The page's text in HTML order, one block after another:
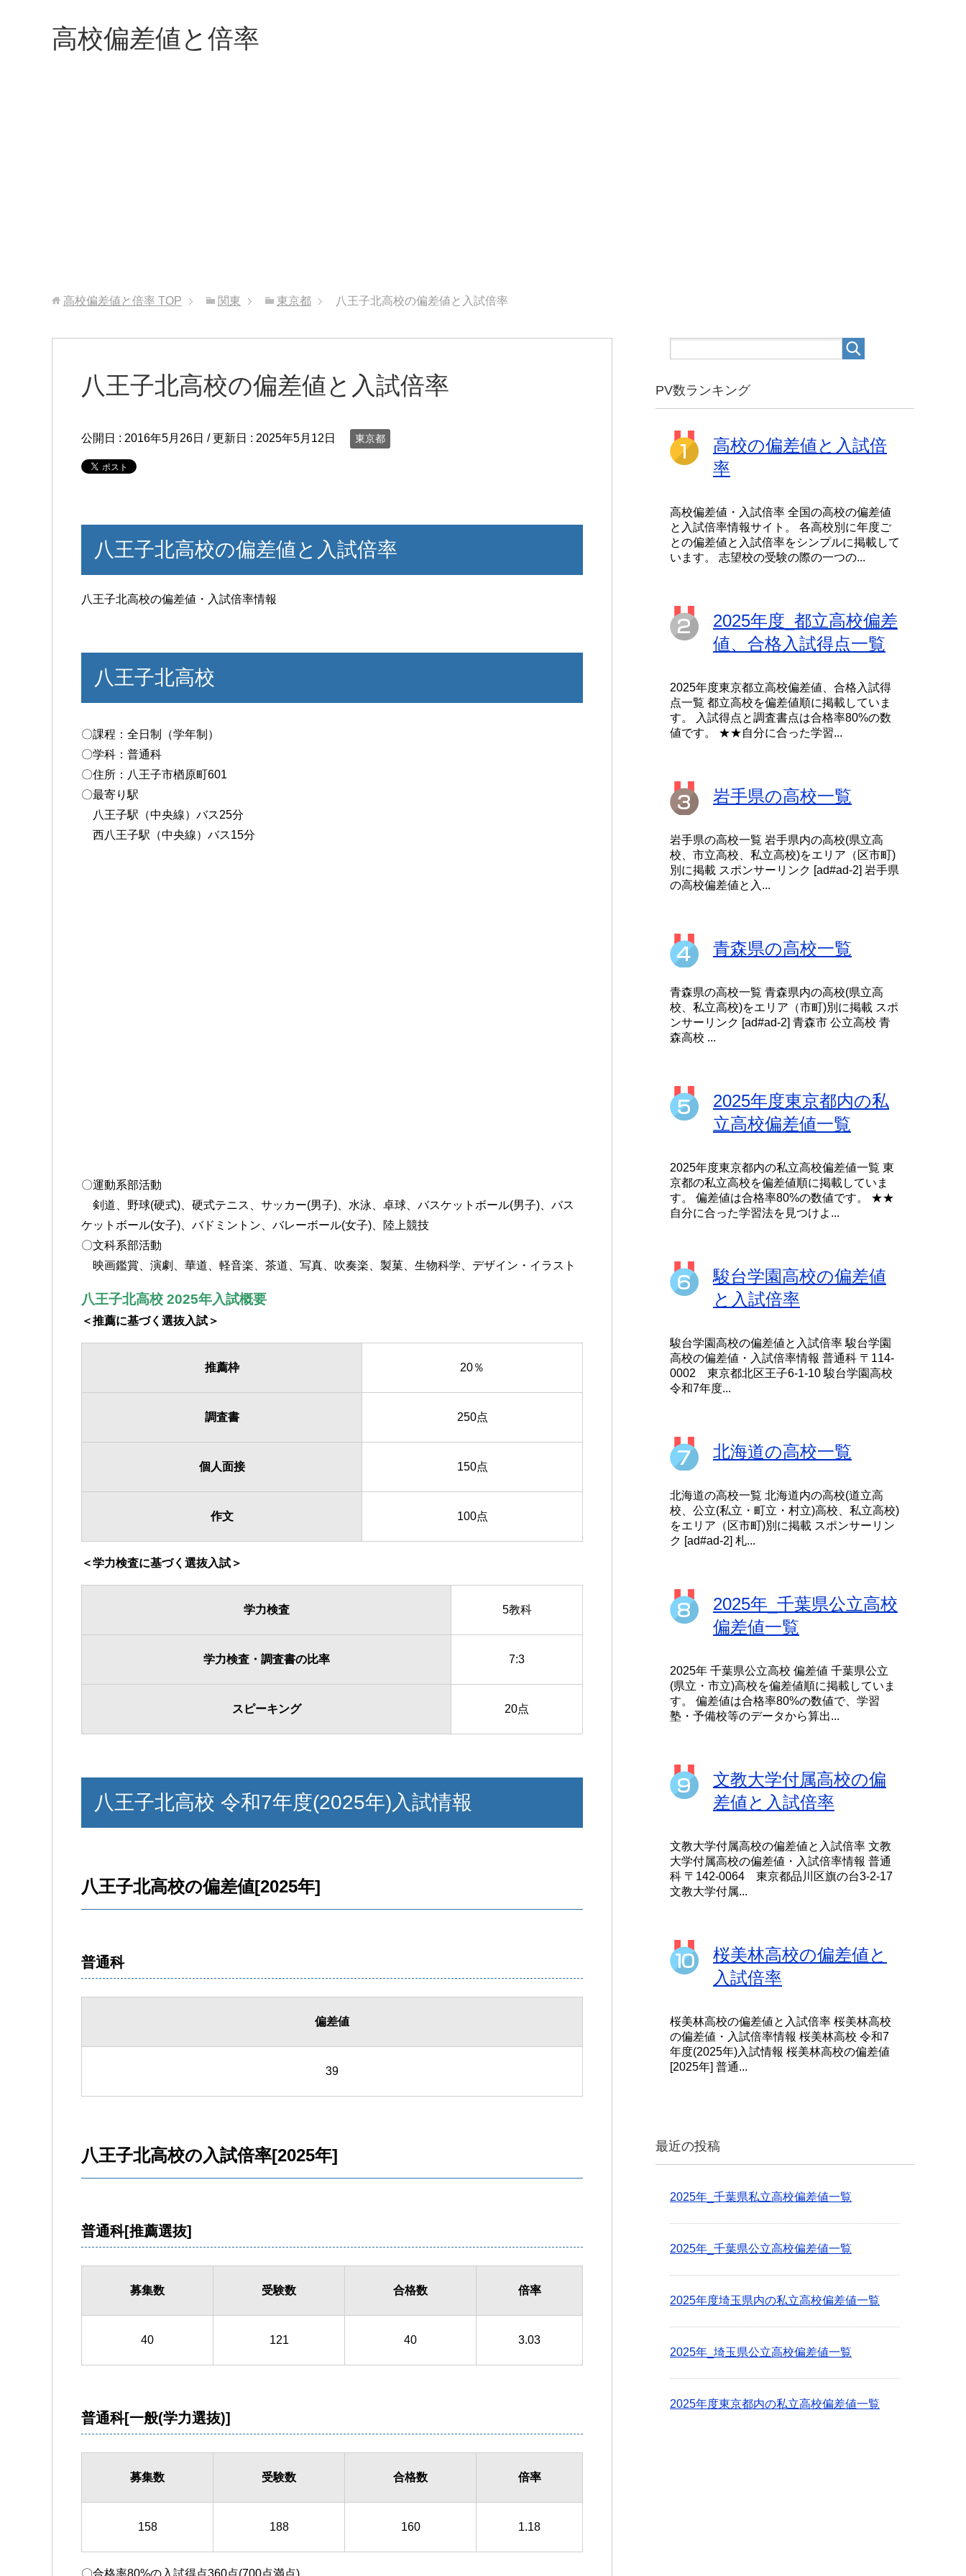
高校偏差値と倍率
高校偏差値と倍率 TOP 関東 東京都 八王子北高校の偏差値と入試倍率
八王子北高校の偏差値と入試倍率
公開日 : 2016年5月26日 / 更新日 : 2025年5月12日 東京都
八王子北高校の偏差値と入試倍率
八王子北高校の偏差値・入試倍率情報
八王子北高校
〇課程：全日制（学年制）
〇学科：普通科
〇住所：八王子市楢原町601
〇最寄り駅
八王子駅（中央線）バス25分
西八王子駅（中央線）バス15分
〇運動系部活動
剣道、野球(硬式)、硬式テニス、サッカー(男子)、水泳、卓球、バスケットボール(男子)、バス
ケットボール(女子)、バドミントン、バレーボール(女子)、陸上競技
〇文科系部活動
映画鑑賞、演劇、華道、軽音楽、茶道、写真、吹奏楽、製菓、生物科学、デザイン・イラスト
八王子北高校 2025年入試概要
＜推薦に基づく選抜入試＞
推薦枠 20％
調査書 250点
個人面接 150点
作文 100点
＜学力検査に基づく選抜入試＞
学力検査 5教科
学力検査・調査書の比率 7:3
スピーキング 20点
八王子北高校 令和7年度(2025年)入試情報
八王子北高校の偏差値[2025年]
普通科
偏差値
39
八王子北高校の入試倍率[2025年]
普通科[推薦選抜]
募集数 受験数 合格数 倍率
40 121 40 3.03
普通科[一般(学力選抜)]
募集数 受験数 合格数 倍率
158 188 160 1.18
PV数ランキング
高校の偏差値と入試倍
率
高校偏差値・入試倍率 全国の高校の偏差値
と入試倍率情報サイト。 各高校別に年度ご
との偏差値と入試倍率をシンプルに掲載して
います。 志望校の受験の際の一つの...
2025年度_都立高校偏差
値、合格入試得点一覧
2025年度東京都立高校偏差値、合格入試得
点一覧 都立高校を偏差値順に掲載していま
す。 入試得点と調査書点は合格率80%の数
値です。 ★★自分に合った学習...
岩手県の高校一覧
岩手県の高校一覧 岩手県内の高校(県立高
校、市立高校、私立高校)をエリア（区市町)
別に掲載 スポンサーリンク [ad#ad-2] 岩手県
の高校偏差値と入...
青森県の高校一覧
青森県の高校一覧 青森県内の高校(県立高
校、私立高校)をエリア（市町)別に掲載 スポ
ンサーリンク [ad#ad-2] 青森市 公立高校 青
森高校 ...
2025年度東京都内の私
立高校偏差値一覧
2025年度東京都内の私立高校偏差値一覧 東
京都の私立高校を偏差値順に掲載していま
す。 偏差値は合格率80%の数値です。 ★★
自分に合った学習法を見つけよ...
駿台学園高校の偏差値
と入試倍率
駿台学園高校の偏差値と入試倍率 駿台学園
高校の偏差値・入試倍率情報 普通科 〒114-
0002 東京都北区王子6-1-10 駿台学園高校
令和7年度...
北海道の高校一覧
北海道の高校一覧 北海道内の高校(道立高
校、公立(私立・町立・村立)高校、私立高校)
をエリア（区市町)別に掲載 スポンサーリン
ク [ad#ad-2] 札...
2025年_千葉県公立高校
偏差値一覧
2025年 千葉県公立高校 偏差値 千葉県公立
(県立・市立)高校を偏差値順に掲載していま
す。 偏差値は合格率80%の数値で、学習
塾・予備校等のデータから算出...
文教大学付属高校の偏
差値と入試倍率
文教大学付属高校の偏差値と入試倍率 文教
大学付属高校の偏差値・入試倍率情報 普通
科 〒142-0064 東京都品川区旗の台3-2-17
文教大学付属...
桜美林高校の偏差値と
入試倍率
桜美林高校の偏差値と入試倍率 桜美林高校
の偏差値・入試倍率情報 桜美林高校 令和7
年度(2025年)入試情報 桜美林高校の偏差値
[2025年] 普通...
最近の投稿
2025年_千葉県私立高校偏差値一覧
2025年_千葉県公立高校偏差値一覧
2025年度埼玉県内の私立高校偏差値一覧
2025年_埼玉県公立高校偏差値一覧
2025年度東京都内の私立高校偏差値一覧